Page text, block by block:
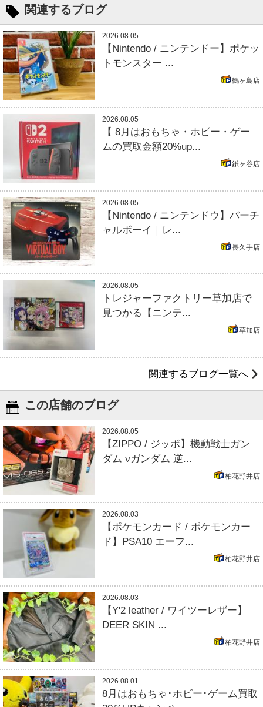
関連するブログ
2026.08.05
【Nintendo / ニンテンドー】ポケッ
トモンスター ...
鶴ヶ島店
2026.08.05
【 8月はおもちゃ・ホビー・ゲー
ムの買取金額20%up...
鎌ヶ谷店
2026.08.05
【Nintendo / ニンテンドウ】バーチ
ャルボーイ｜レ...
長久手店
2026.08.05
トレジャーファクトリー草加店で
見つかる【ニンテ...
草加店
関連するブログ一覧へ
この店舗のブログ
2026.08.05
【ZIPPO / ジッポ】機動戦士ガン
ダム νガンダム 逆...
柏花野井店
2026.08.03
【ポケモンカード / ポケモンカー
ド】PSA10 エーフ...
柏花野井店
2026.08.03
【Y'2 leather / ワイツーレザー】
DEER SKIN ...
柏花野井店
2026.08.01
8月はおもちゃ･ホビー･ゲーム買取